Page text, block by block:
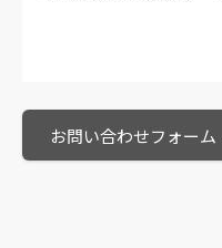
お問い合わせフォーム